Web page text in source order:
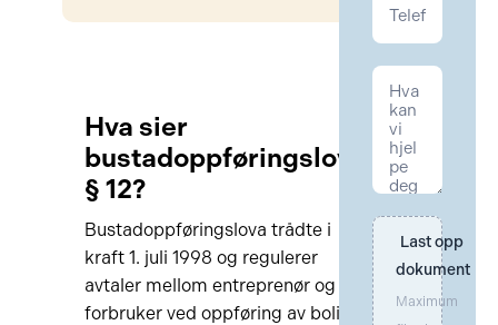
Hva sier
bustadoppføringslova
§ 12?
Bustadoppføringslova trådte i
kraft 1. juli 1998 og regulerer
avtaler mellom entreprenør og
forbruker ved oppføring av bolig.
Last opp
dokument
Maximum